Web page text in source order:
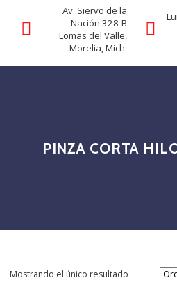
Av. Siervo de la
Nación 328-B
Lomas del Valle,
Morelia, Mich.
PINZA CORTA
Mostrando el único resultado